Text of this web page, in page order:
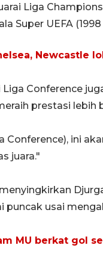
Liga Champions
Super UEFA
Newcastle
Liga Conference
prestasi lebih
Conference), ini
juara."
puncak usai
MU berkat gol